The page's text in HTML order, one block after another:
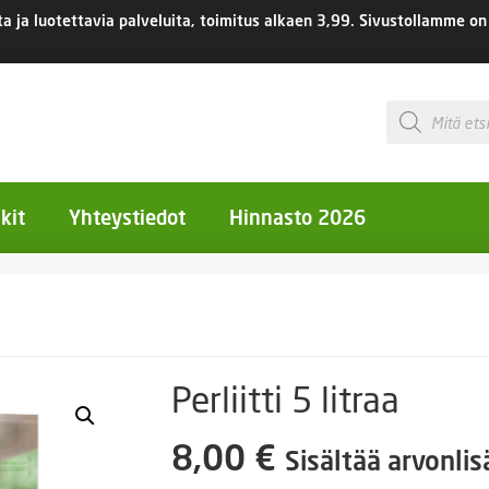
ja luotettavia palveluita, toimitus alkaen 3,99. Sivustollamme
Products
search
Ruukut
Yhteystiedot Hinnasto 2026
Perliitti 5 litraa
8,00 € Sisältää